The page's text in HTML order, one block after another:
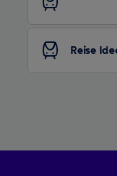
Reise
Liste der